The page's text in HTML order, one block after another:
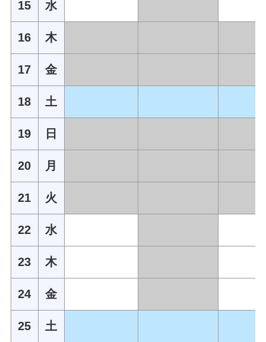
15 水
16 木
17 金
18 土
19 日
20 月
21 火
22 水
23 木
24 金
25 土